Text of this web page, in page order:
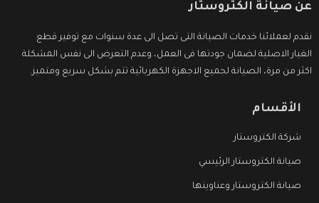
عن صيانة الكتروستار
نقدم لعملائنا خدمات الصيانة التى تصل الى عدة سنوات مع توفير قطع
الغيار الاصلية لضمان جودتها فى العمل، وعدم التعرض الى نفس المشكلة
اكثر من مرة، الصيانة لجميع الاجهزة الكهربائية تتم بشكل سريع ومتميز.
الأقسام
شركة الكتروستار
صيانة الكتروستار الرئيسي
صيانة الكتروستار وعناوينها